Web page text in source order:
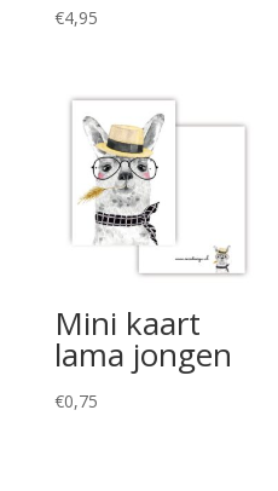
€4,95
Mini kaart
lama jongen
€0,75